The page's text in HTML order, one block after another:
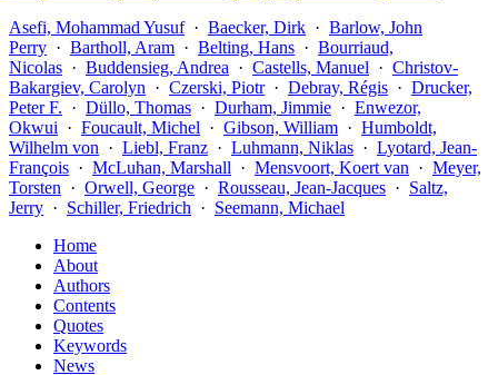
Asefi, Mohammad Yusuf· Baecker, Dirk · Barlow, John
Perry · Bartholl, Aram · Belting, Hans · Bourriaud,
Nicolas · Buddensieg, Andrea · Castells, Manuel · Christov-
Bakargiev, Carolyn · Czerski, Piotr· Debray, Régis · Drucker,
Peter F. · Düllo, Thomas · Durham, Jimmie · Enwezor,
Okwui · Foucault, Michel · Gibson, William · Humboldt,
Wilhelm von · Liebl, Franz · Luhmann, Niklas · Lyotard, Jean-
François · McLuhan, Marshall · Mensvoort, Koert van · Meyer,
Torsten · Orwell, George · Rousseau, Jean-Jacques · Saltz,
Jerry · Schiller, Friedrich · Seemann, Michael
Home
About
Authors
Contents
Quotes
Keywords
News